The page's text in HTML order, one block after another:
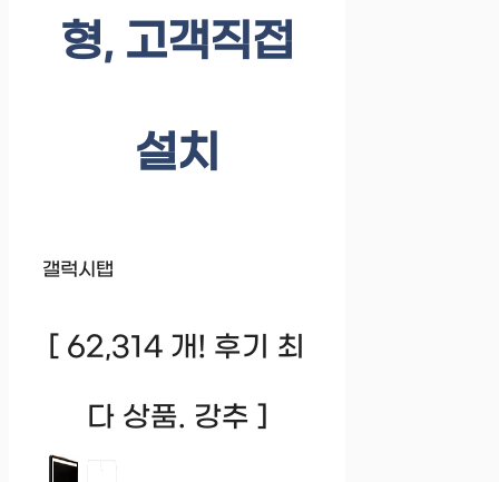
형, 고객직접
설치
갤럭시탭
[ 62,314 개! 후기 최
다 상품. 강추 ]